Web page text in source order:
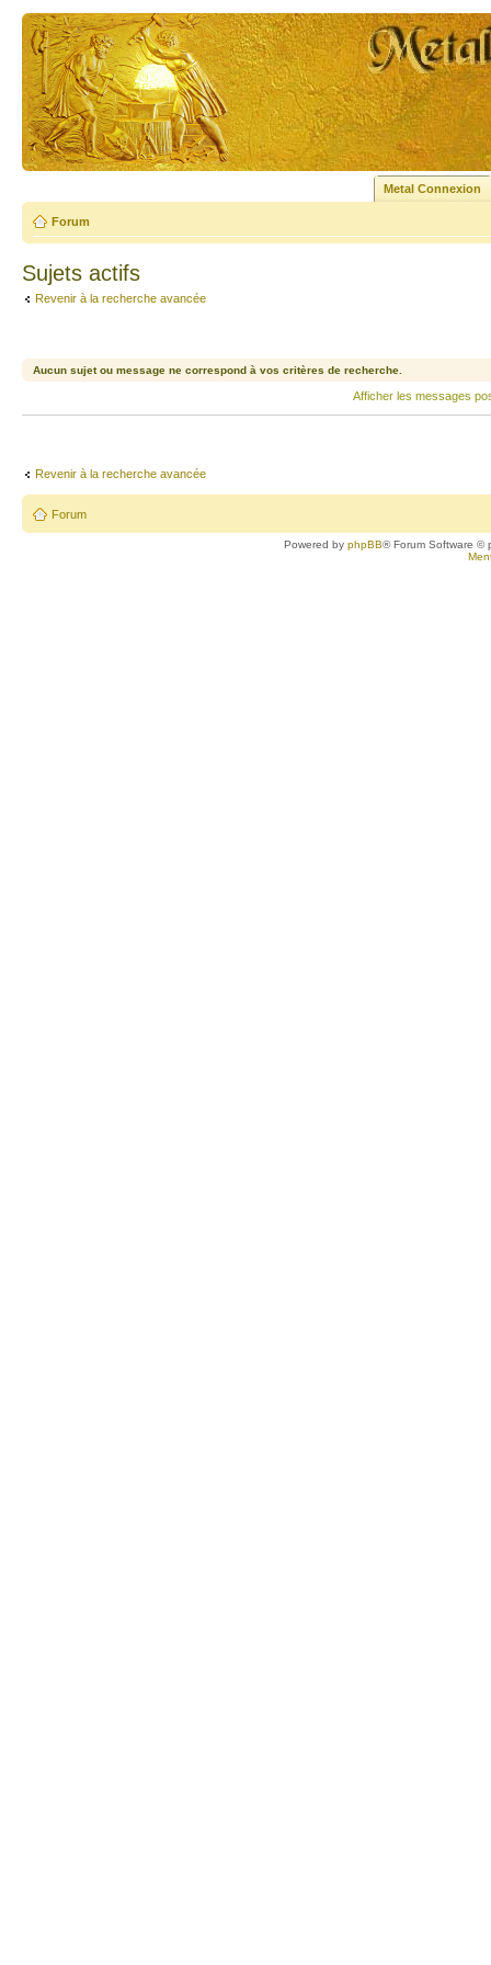
Metal Connexion
Forum
Sujets actifs
Revenir à la recherche avancée
Aucun sujet ou message ne correspond à vos critères de recherche.
Afficher les messages
Revenir à la recherche avancée
Forum
Powered byphpBB® Forum Software ©